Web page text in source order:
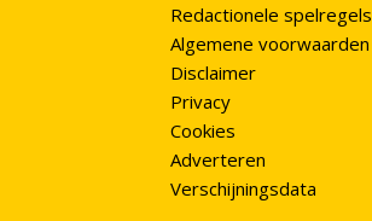
Redactionele spelregels
Algemene voorwaarden
Disclaimer
Privacy
Cookies
Adverteren
Verschijningsdata